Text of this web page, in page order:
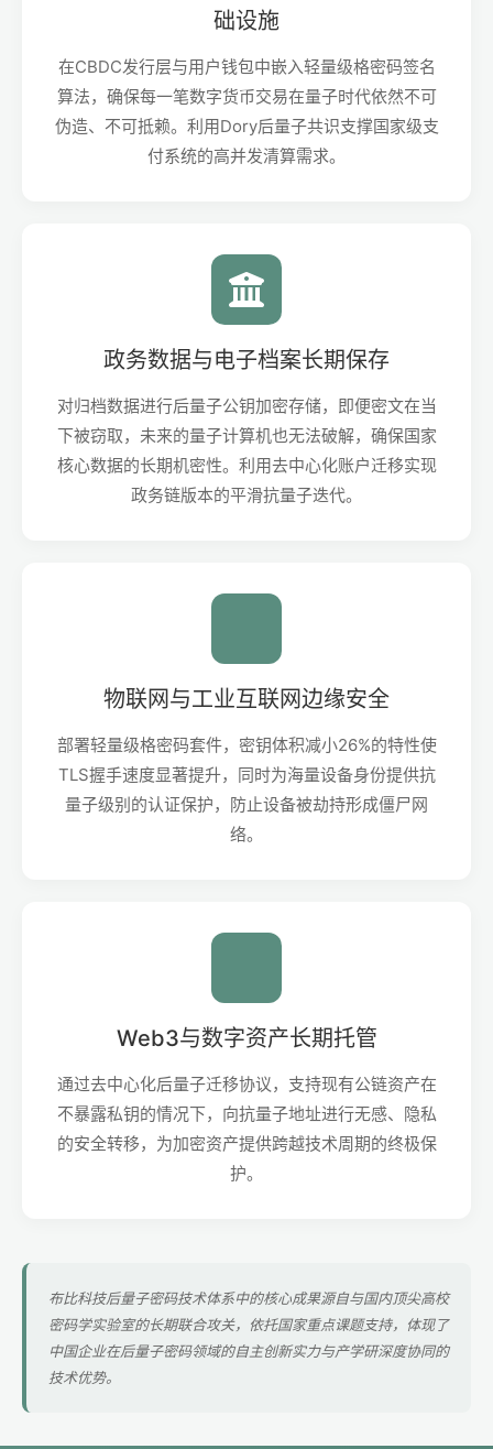
础设施
在CBDC发行层与用户钱包中嵌入轻量级格密码签名
算法，确保每一笔数字货币交易在量子时代依然不可
伪造、不可抵赖。利用Dory后量子共识支撑国家级支
付系统的高并发清算需求。
政务数据与电子档案长期保存
对归档数据进行后量子公钥加密存储，即便密文在当
下被窃取，未来的量子计算机也无法破解，确保国家
核心数据的长期机密性。利用去中心化账户迁移实现
政务链版本的平滑抗量子迭代。
物联网与工业互联网边缘安全
部署轻量级格密码套件，密钥体积减小26%的特性使
TLS握手速度显著提升，同时为海量设备身份提供抗
量子级别的认证保护，防止设备被劫持形成僵尸网
络。
Web3与数字资产长期托管
通过去中心化后量子迁移协议，支持现有公链资产在
不暴露私钥的情况下，向抗量子地址进行无感、隐私
的安全转移，为加密资产提供跨越技术周期的终极保
护。
布比科技后量子密码技术体系中的核心成果源自与国内顶尖高校
密码学实验室的长期联合攻关，依托国家重点课题支持，体现了
中国企业在后量子密码领域的自主创新实力与产学研深度协同的
技术优势。